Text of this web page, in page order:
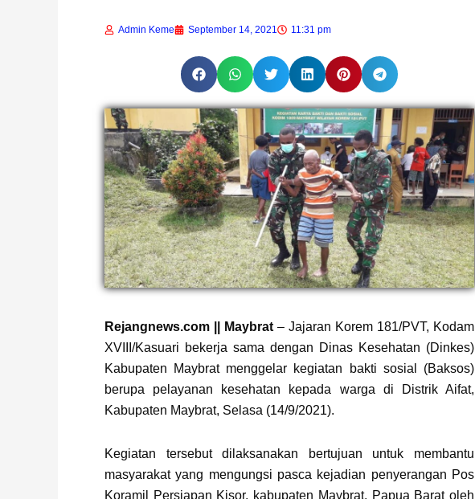
Admin Keme September 14, 2021 11:31 pm
Rejangnews.com || Maybrat – Jajaran Korem 181/PVT, Kodam
XVIII/Kasuari bekerja sama dengan Dinas Kesehatan (Dinkes)
Kabupaten Maybrat menggelar kegiatan bakti sosial (Baksos)
berupa pelayanan kesehatan kepada warga di Distrik Aifat,
Kabupaten Maybrat, Selasa (14/9/2021).
Kegiatan tersebut dilaksanakan bertujuan untuk membantu
masyarakat yang mengungsi pasca kejadian penyerangan Pos
Koramil Persiapan Kisor, kabupaten Maybrat, Papua Barat oleh
Page
, Page